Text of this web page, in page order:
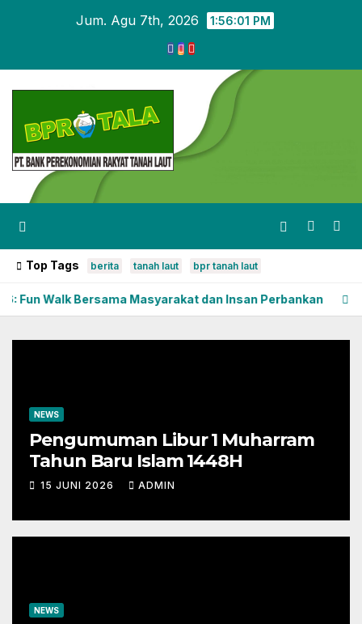
Jum. Agu 7th, 2026 1:56:01 PM
Top Tags berita tanah laut bpr tanah laut
Bersama Masyarakat dan Insan Perbankan
NEWS
Pengumuman Libur 1 Muharram
Tahun Baru Islam 1448H
15 JUNI 2026 ADMIN
NEWS